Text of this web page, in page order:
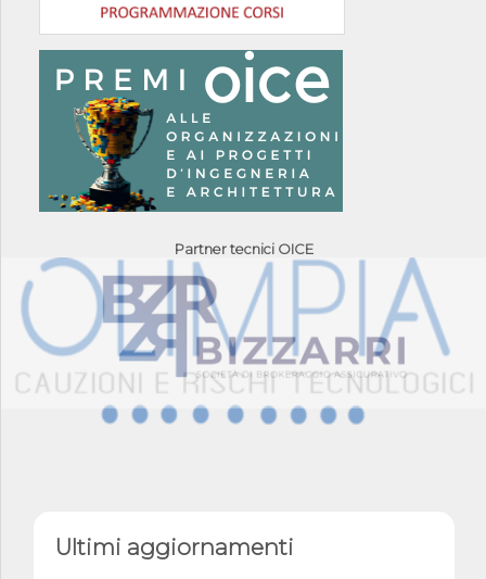
Partner tecnici OICE
Ultimi aggiornamenti